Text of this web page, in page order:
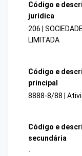
Código e
jurídica
206 |
LIMITADA
Código e
principal
8888-8/88 |
Código e
secundária
-